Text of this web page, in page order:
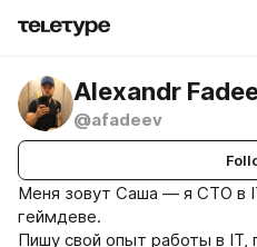
Alexandr
@afadeev
Меня зовут Саша — я CTO в
геймдеве.
Пишу свой опыт работы в IT,